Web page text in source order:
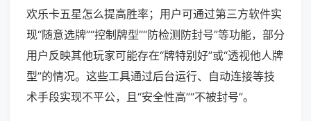
欢乐卡五星怎么提高胜率；用户可通过第三方软件实
现“随意选牌”“控制牌型”“防检测防封号”等功能，部分
用户反映其他玩家可能存在“牌特别好”或“透视他人牌
型”的情况。这些工具通过后台运行、自动连接等技
术手段实现不平公，且“安全性高”“不被封号”。